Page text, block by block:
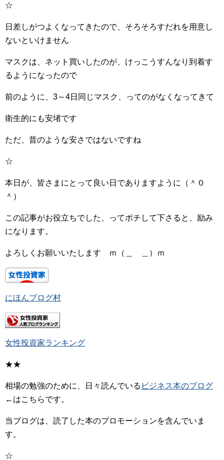
☆
日差しがつよくなってきたので、そろそろすだれを用意し
ないといけません
マスクは、ネット買いしたのが、けっこうすんなり到着す
るようになったので
前のように、3～4日同じマスク、ってのがなくなってきて
衛生的にも安堵です
ただ、昔のような安さではないですね
☆
本日が、皆さまにとって良い日でありますように（＾０
＾）
この記事がお役立ちでした、ってポチして下さると、励み
になります。
よろしくお願いいたします ｍ（＿ ＿）ｍ
にほんブログ村
女性投資家ランキング
★★
相場の勉強のために、日々読んでいる ビジネス本のブログ
←はこちらです。
当ブログは、読了した本のプロモーションを含んでいま
す。
☆